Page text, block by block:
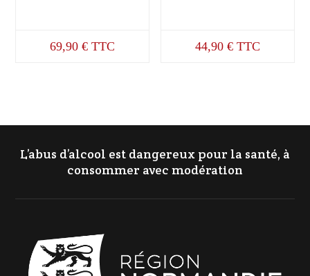
69,90€ TTC 44,90 € TTC
L’abus d’alcool est dangereux pour la santé, à
consommer avec modération